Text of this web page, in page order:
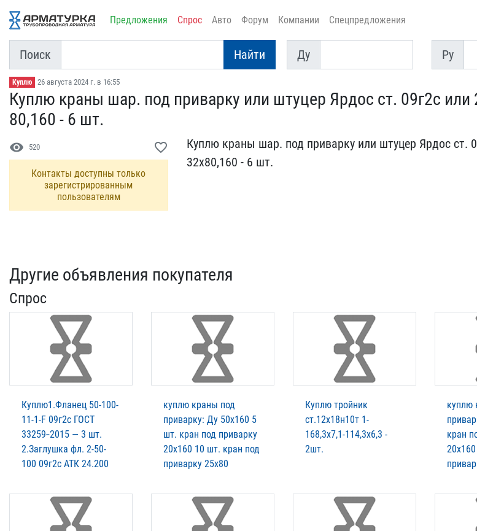
Предложения Спрос Авто Форум Компании Спецпредложения
Поиск Найти
Ду
Ду
Py
Py
Куплю 26 августа 2024 г. в 16:55
Куплю краны шар. под при​варку или штуцер Ярдос ​ст. 09г2с или
80,160 - 6 шт.
visibility 520 favorite_border
Контакты доступны только
зарегистрированным
пользователям
Куплю краны шар. под при​варку или штуцер Ярдос ​ст.
32х​80,160 - 6 шт.
Другие объявления покупателя
Спрос
Куплю1.Фланец 50-100-
11-1-F 09г2с ГОСТ
33259‑2015 — 3 шт.
2.Заглушка фл. 2-50-
100 09г2с АТК 24.200
куплю краны под
приварку: Ду 50х160 5
шт. кран под приварку
20х160 10 шт. кран под
приварку 25х80
Куплю тройник
ст.12х18н10т 1-
168,3х7,1-114,3х6,3 -
2шт.
куплю
кран